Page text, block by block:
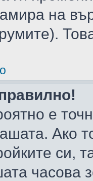
на
е
Ако
си,